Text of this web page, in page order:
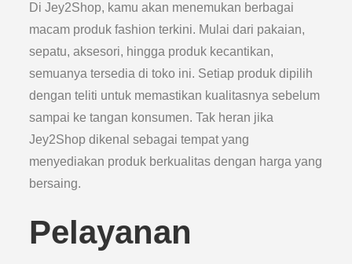
Di Jey2Shop, kamu akan menemukan berbagai
macam produk fashion terkini. Mulai dari pakaian,
sepatu, aksesori, hingga produk kecantikan,
semuanya tersedia di toko ini. Setiap produk dipilih
dengan teliti untuk memastikan kualitasnya sebelum
sampai ke tangan konsumen. Tak heran jika
Jey2Shop dikenal sebagai tempat yang
menyediakan produk berkualitas dengan harga yang
bersaing.
Pelayanan